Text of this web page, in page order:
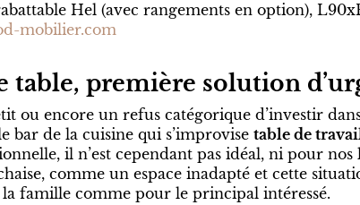
Hel (avec rangements en option),
mobilier.com
table, première solution
ou encore un refus catégorique d’investir
bar de la cuisine qui s’improvise table de
il n’est cependant pas idéal, ni pour
comme un espace inadapté et cette
famille comme pour le principal intéressé.